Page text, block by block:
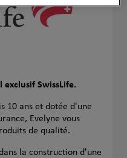
exclusif SwissLife.
10 ans et dotée d'une
Evelyne vous
de qualité.
la construction d'une